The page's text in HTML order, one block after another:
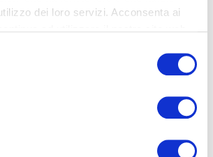
dei loro servizi. Acconsenta ai